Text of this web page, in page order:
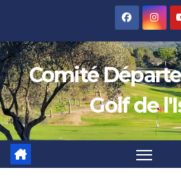
content
Comité
Golf de